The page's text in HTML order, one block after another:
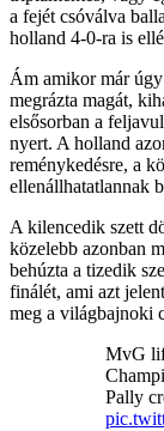
a fejét csóválva
holland 4-0-ra is
Ám amikor már
megrázta magát,
elsősorban a
nyert. A holland
reménykedésre, a
ellenállhatatlannak
A kilencedik szett
közelebb azonban
behúzta a tizedik
finálét, ami azt
meg a világbajnoki
MvG
Pally